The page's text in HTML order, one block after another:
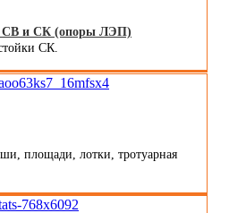
СВ и СК (опоры ЛЭП)
СК.
площади, лотки, тротуарная